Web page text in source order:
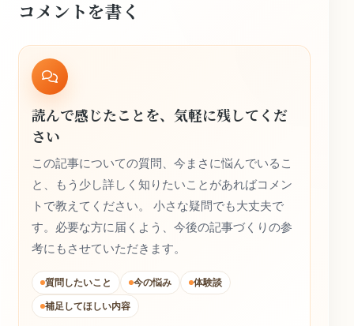
コメントを書く
読んで感じたことを、気軽に残してくだ
さい
この記事についての質問、今まさに悩んでいるこ
と、もう少し詳しく知りたいことがあればコメン
トで教えてください。 小さな疑問でも大丈夫で
す。必要な方に届くよう、今後の記事づくりの参
考にもさせていただきます。
質問したいこと 今の悩み
体験談
補足してほしい内容